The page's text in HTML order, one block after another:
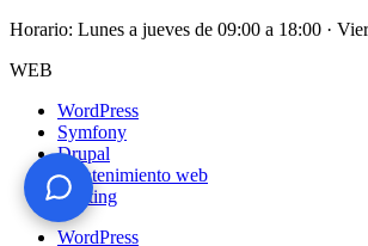
Horario: Lunes a jueves de 09:00 a 18:00 ·
WEB
WordPress
Symfony
Drupal
Mantenimiento web
Hosting
WordPress
¿Te ayudo? Pregúntame lo que quieras